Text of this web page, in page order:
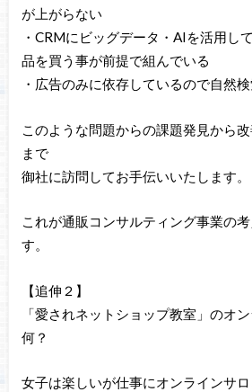
が上がらない
・CRMにビッグデータ・AIを活用し
品を買う事が前提で組んでいる
・広告のみに依存しているので自然
このような問題からの課題発見から
まで
御社に訪問してお手伝いいたします。
これが通販コンサルティング事業の
す。
【追伸２】
「愛されネットショップ教室」のオ
何？
女子は楽しいが仕事にオンラインサ